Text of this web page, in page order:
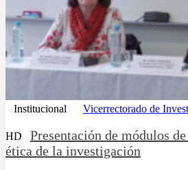
Institucional Vicerrectorado de
HD
Presentación de módulos
ética de la investigación